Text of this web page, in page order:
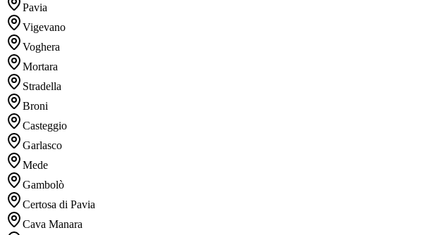
Pavia
Vigevano
Voghera
Mortara
Stradella
Broni
Casteggio
Garlasco
Mede
Gambolò
Certosa di Pavia
Cava Manara